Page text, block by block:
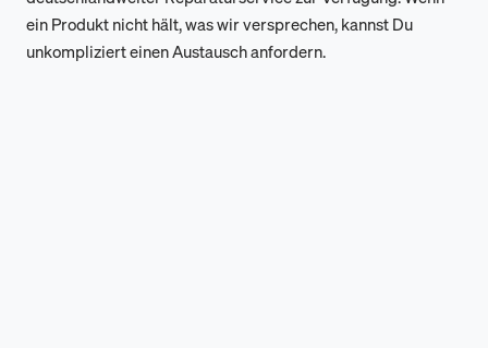
ein Produkt nicht hält, was wir versprechen, kannst Du
unkompliziert einen Austausch anfordern.